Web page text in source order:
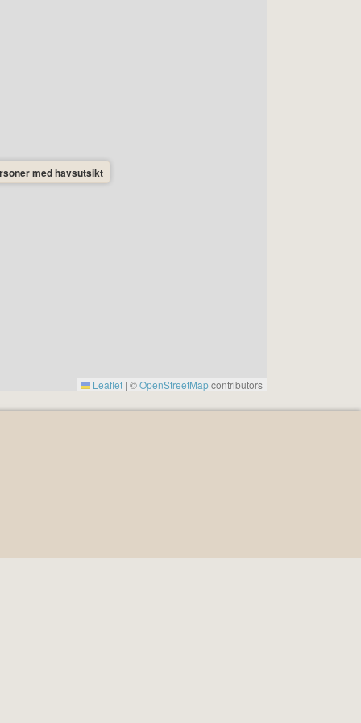
med havsutsikt
Leaflet | ©OpenStreetMapcontributors